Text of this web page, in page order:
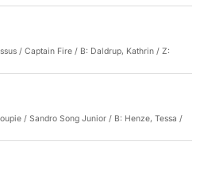
/ Captain Fire / B: Daldrup, Kathrin / Z:
/ Sandro Song Junior / B: Henze, Tessa /